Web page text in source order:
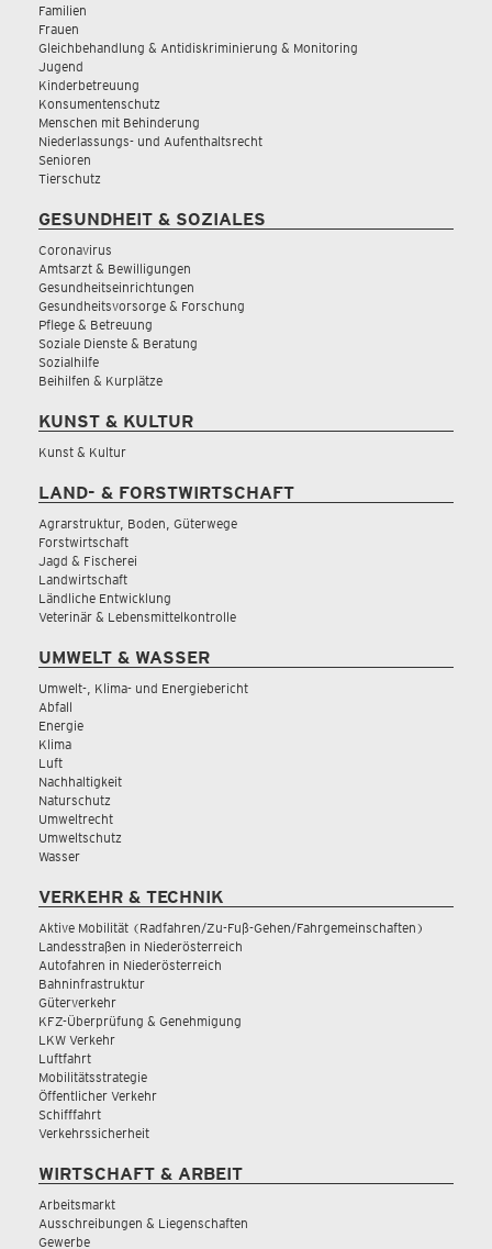
Familien
Frauen
Gleichbehandlung & Antidiskriminierung & Monitoring
Jugend
Kinderbetreuung
Konsumentenschutz
Menschen mit Behinderung
Niederlassungs- und Aufenthaltsrecht
Senioren
Tierschutz
GESUNDHEIT & SOZIALES
Coronavirus
Amtsarzt & Bewilligungen
Gesundheitseinrichtungen
Gesundheitsvorsorge & Forschung
Pflege & Betreuung
Soziale Dienste & Beratung
Sozialhilfe
Beihilfen & Kurplätze
KUNST & KULTUR
Kunst & Kultur
LAND- & FORSTWIRTSCHAFT
Agrarstruktur, Boden, Güterwege
Forstwirtschaft
Jagd & Fischerei
Landwirtschaft
Ländliche Entwicklung
Veterinär & Lebensmittelkontrolle
UMWELT & WASSER
Umwelt-, Klima- und Energiebericht
Abfall
Energie
Klima
Luft
Nachhaltigkeit
Naturschutz
Umweltrecht
Umweltschutz
Wasser
VERKEHR & TECHNIK
Aktive Mobilität (Radfahren/Zu-Fuß-Gehen/Fahrgemeinschaften)
Landesstraßen in Niederösterreich
Autofahren in Niederösterreich
Bahninfrastruktur
Güterverkehr
KFZ-Überprüfung & Genehmigung
LKW Verkehr
Luftfahrt
Mobilitätsstrategie
Öffentlicher Verkehr
Schifffahrt
Verkehrssicherheit
WIRTSCHAFT & ARBEIT
Arbeitsmarkt
Ausschreibungen & Liegenschaften
Gewerbe